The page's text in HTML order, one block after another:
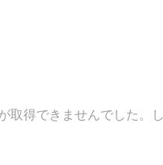
取得できませんでした。